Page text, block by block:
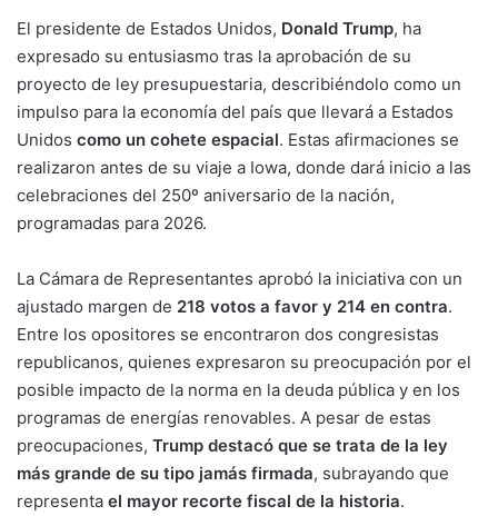
El presidente de Estados Unidos, Donald Trump, ha
expresado su entusiasmo tras la aprobación de su
proyecto de ley presupuestaria, describiéndolo como un
impulso para la economía del país que llevará a Estados
Unidos como un cohete espacial. Estas afirmaciones se
realizaron antes de su viaje a Iowa, donde dará inicio a las
celebraciones del 250º aniversario de la nación,
programadas para 2026.
La Cámara de Representantes aprobó la iniciativa con un
ajustado margen de 218 votos a favor y 214 en contra.
Entre los opositores se encontraron dos congresistas
republicanos, quienes expresaron su preocupación por el
posible impacto de la norma en la deuda pública y en los
programas de energías renovables. A pesar de estas
preocupaciones, Trump destacó que se trata de la ley
más grande de su tipo jamás firmada, subrayando que
representa el mayor recorte fiscal de la historia.